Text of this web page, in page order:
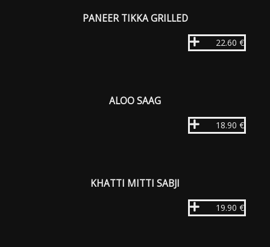
PANEER TIKKA GRILLED
22.60 €
ALOO SAAG
18.90 €
KHATTI MITTI SABJI
19.90 €